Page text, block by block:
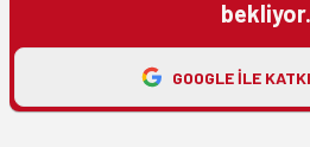
bekliyor.
GOOGLE ILE